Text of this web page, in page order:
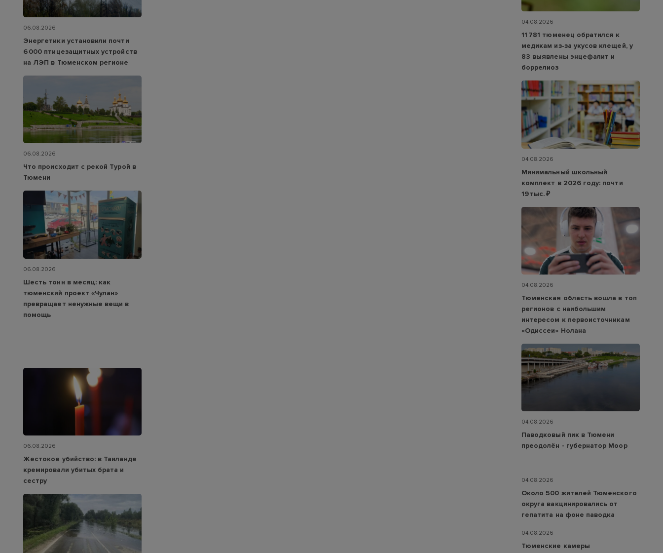
06.08.2026
Энергетики установили почти
6 000 птицезащитных устройств
на ЛЭП в Тюменском регионе
06.08.2026
Что происходит с рекой Турой в
Тюмени
06.08.2026
Шесть тонн в месяц: как
тюменский проект «Чулан»
превращает ненужные вещи в
помощь
06.08.2026
Жестокое убийство: в Таиланде
кремировали убитых брата и
сестру
04.08.2026
11 781 тюменец обратился к
медикам из‑за укусов клещей, у
83 выявлены энцефалит и
боррелиоз
04.08.2026
Минимальный школьный
комплект в 2026 году: почти
19 тыс. ₽
04.08.2026
Тюменская область вошла в топ
регионов с наибольшим
интересом к первоисточникам
«Одиссеи» Нолана
04.08.2026
Паводковый пик в Тюмени
преодолён - губернатор Моор
04.08.2026
Около 500 жителей Тюменского
округа вакцинировались от
гепатита на фоне паводка
04.08.2026
Тюменские камеры